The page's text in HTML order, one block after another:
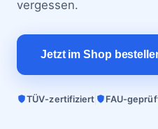
vergessen.
Jetzt im Shop
TÜV-zertifiziert FAU-